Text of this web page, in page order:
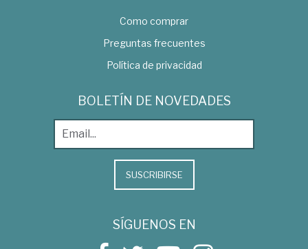
Como comprar
Preguntas frecuentes
Política de privacidad
BOLETÍN DE NOVEDADES
SUSCRIBIRSE
SÍGUENOS EN